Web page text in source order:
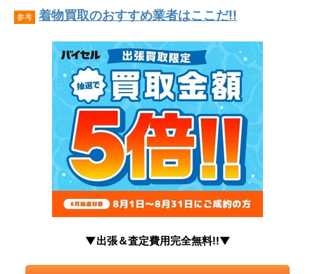
参考 着物買取のおすすめ業者はここだ!!
▼出張＆査定費用完全無料!!▼